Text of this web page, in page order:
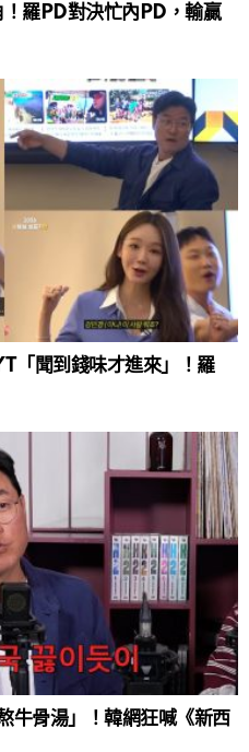
羅PD對決忙內PD，輸贏
「聞到錢味才進來」！羅
牛骨湯」！韓網狂喊《新西